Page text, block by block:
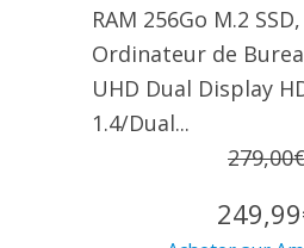
RAM 256Go M.2
Ordinateur de
UHD Dual Display
1.4/Dual...